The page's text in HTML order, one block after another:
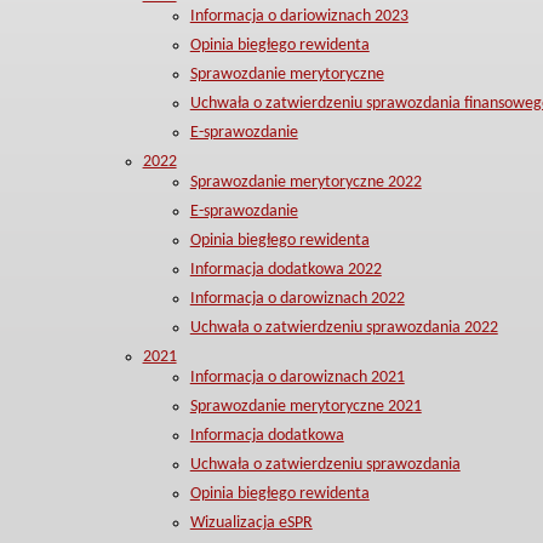
Informacja o dariowiznach 2023
Opinia biegłego rewidenta
Sprawozdanie merytoryczne
Uchwała o zatwierdzeniu sprawozdania
E-sprawozdanie
2022
Sprawozdanie merytoryczne 2022
E-sprawozdanie
Opinia biegłego rewidenta
Informacja dodatkowa 2022
Informacja o darowiznach 2022
Uchwała o zatwierdzeniu sprawozdania 2022
2021
Informacja o darowiznach 2021
Sprawozdanie merytoryczne 2021
Informacja dodatkowa
Uchwała o zatwierdzeniu sprawozdania
Opinia biegłego rewidenta
Wizualizacja eSPR